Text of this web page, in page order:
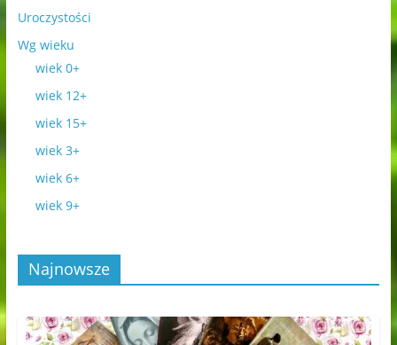
Uroczystości
Wg wieku
wiek 0+
wiek 12+
wiek 15+
wiek 3+
wiek 6+
wiek 9+
Najnowsze